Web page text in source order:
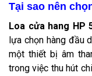
Tại sao nên
Loa cửa hang HP
lựa chọn hàng đầu
một thiết bị âm
trong việc thu hút